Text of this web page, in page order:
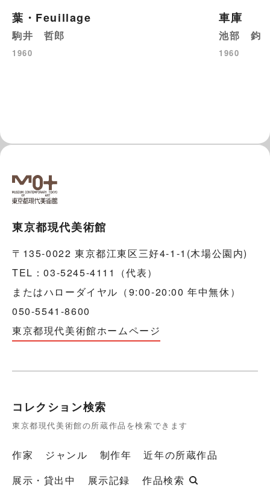
葉・Feuillage
駒井 哲郎
1960
車庫
池部 鈞
1960
東京都現代美術館
〒135-0022 東京都江東区三好4-1-1(木場公園内)
TEL：03-5245-4111（代表）
またはハローダイヤル（9:00-20:00 年中無休）
050-5541-8600
東京都現代美術館ホームページ
コレクション検索
東京都現代美術館の所蔵作品を検索できます
作家 ジャンル 制作年
近年の所蔵作品
展示・貸出中
展示記録 作品検索